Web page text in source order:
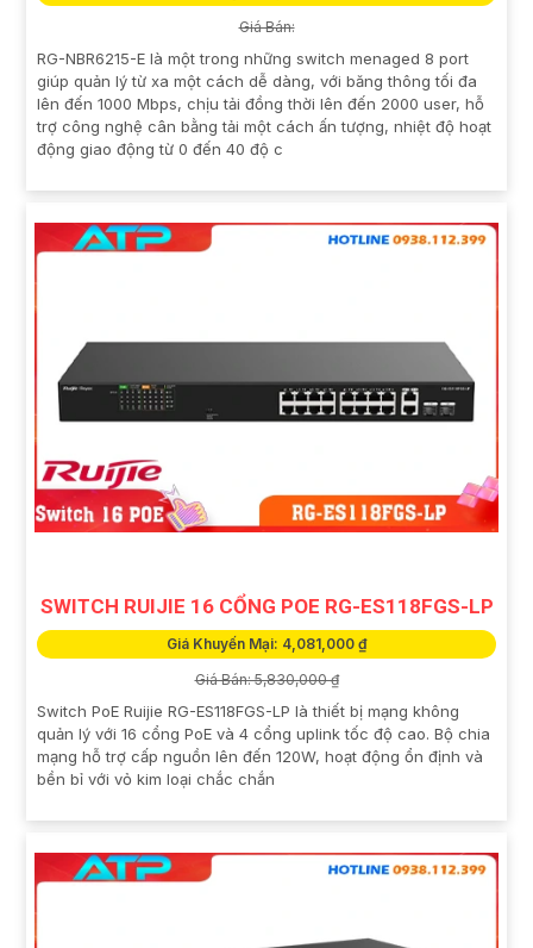
Giá Bán:
RG-NBR6215-E là một trong những switch menaged 8 port
giúp quản lý từ xa một cách dễ dàng, với băng thông tối đa
lên đến 1000 Mbps, chịu tải đồng thời lên đến 2000 user, hỗ
trợ công nghệ cân bằng tải một cách ấn tượng, nhiệt độ hoạt
động giao động từ 0 đến 40 độ c
SWITCH RUIJIE 16 CỔNG POE RG-ES118FGS-LP
Giá Khuyến Mại: 4,081,000 ₫
Giá Bán: 5,830,000 ₫
Switch PoE Ruijie RG-ES118FGS-LP là thiết bị mạng không
quản lý với 16 cổng PoE và 4 cổng uplink tốc độ cao. Bộ chia
mạng hỗ trợ cấp nguồn lên đến 120W, hoạt động ổn định và
bền bỉ với vỏ kim loại chắc chắn